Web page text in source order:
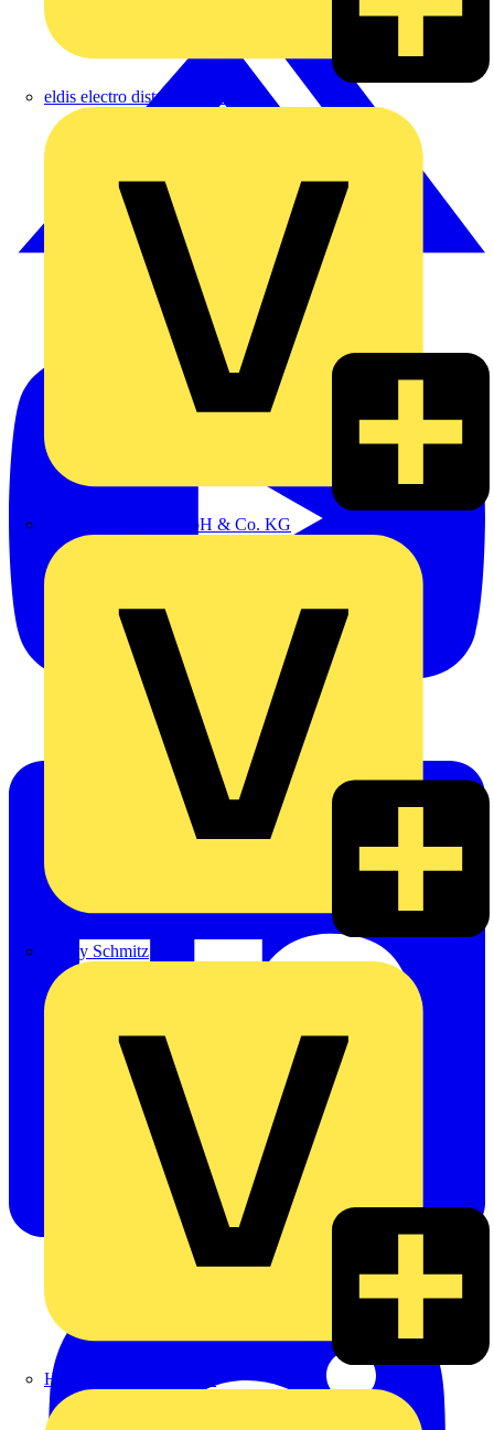
eldis electro distributor GmbH
Emil Löffelhardt GmbH & Co. KG
Hardy Schmitz
Heinrich Häusler GmbH